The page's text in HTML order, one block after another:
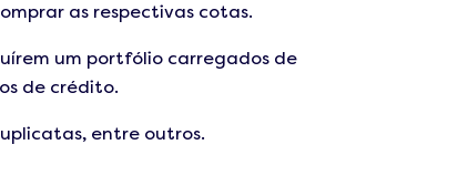
as respectivas cotas.
um portfólio carregados de
de crédito.
entre outros.